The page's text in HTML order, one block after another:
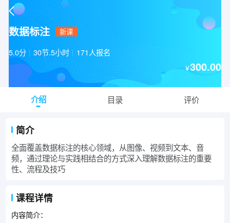
数据标注 新课
5.0分 | 30节.5小时 | 171人报名
￥300.00
介绍 目录 评价
简介
全面覆盖数据标注的核心领域，从图像、视频到文本、音
频，通过理论与实践相结合的方式深入理解数据标注的重要
性、流程及技巧
课程详情
内容简介：